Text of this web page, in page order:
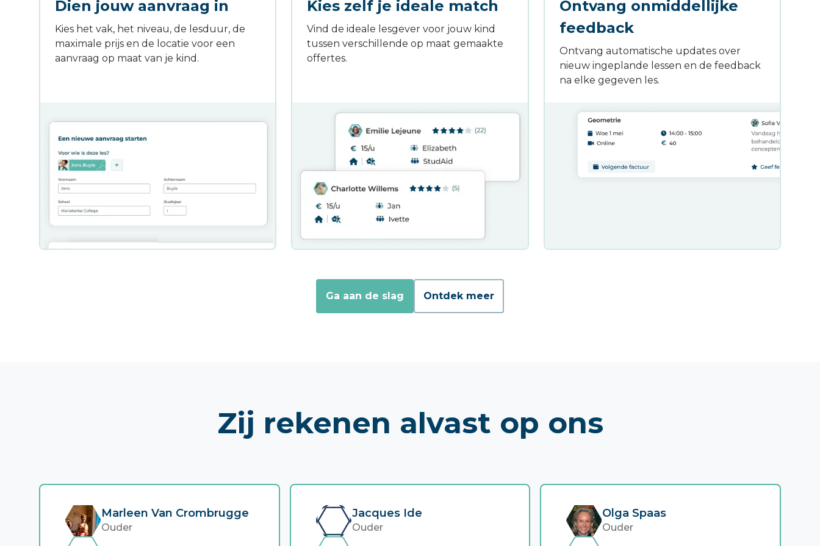
Dien jouw aanvraag in
Kies het vak, het niveau, de lesduur, de
maximale prijs en de locatie voor een
aanvraag op maat van je kind.
Kies zelf je ideale match
Vind de ideale lesgever voor jouw kind
tussen verschillende op maat gemaakte
offertes.
Ontvang onmiddellijke
feedback
Ontvang automatische updates over
nieuw ingeplande lessen en de feedback
na elke gegeven les.
Ga aan de slag Ontdek meer
Zij rekenen alvast op ons
Marleen Van Crombrugge
Ouder
Jacques Ide
Ouder
Olga Spaas
Ouder